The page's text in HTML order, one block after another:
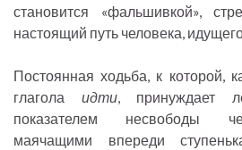
становится «фальшивкой»,
настоящий путь человека,
Постоянная ходьба, к которой,
глагола идти, принуждает
показателем несвободы
маячащими впереди